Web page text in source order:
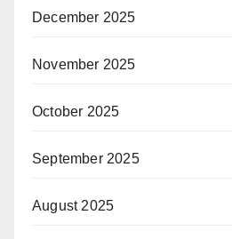
December 2025
November 2025
October 2025
September 2025
August 2025